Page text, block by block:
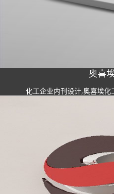
奥喜
化工企业内刊设计,奥喜埃